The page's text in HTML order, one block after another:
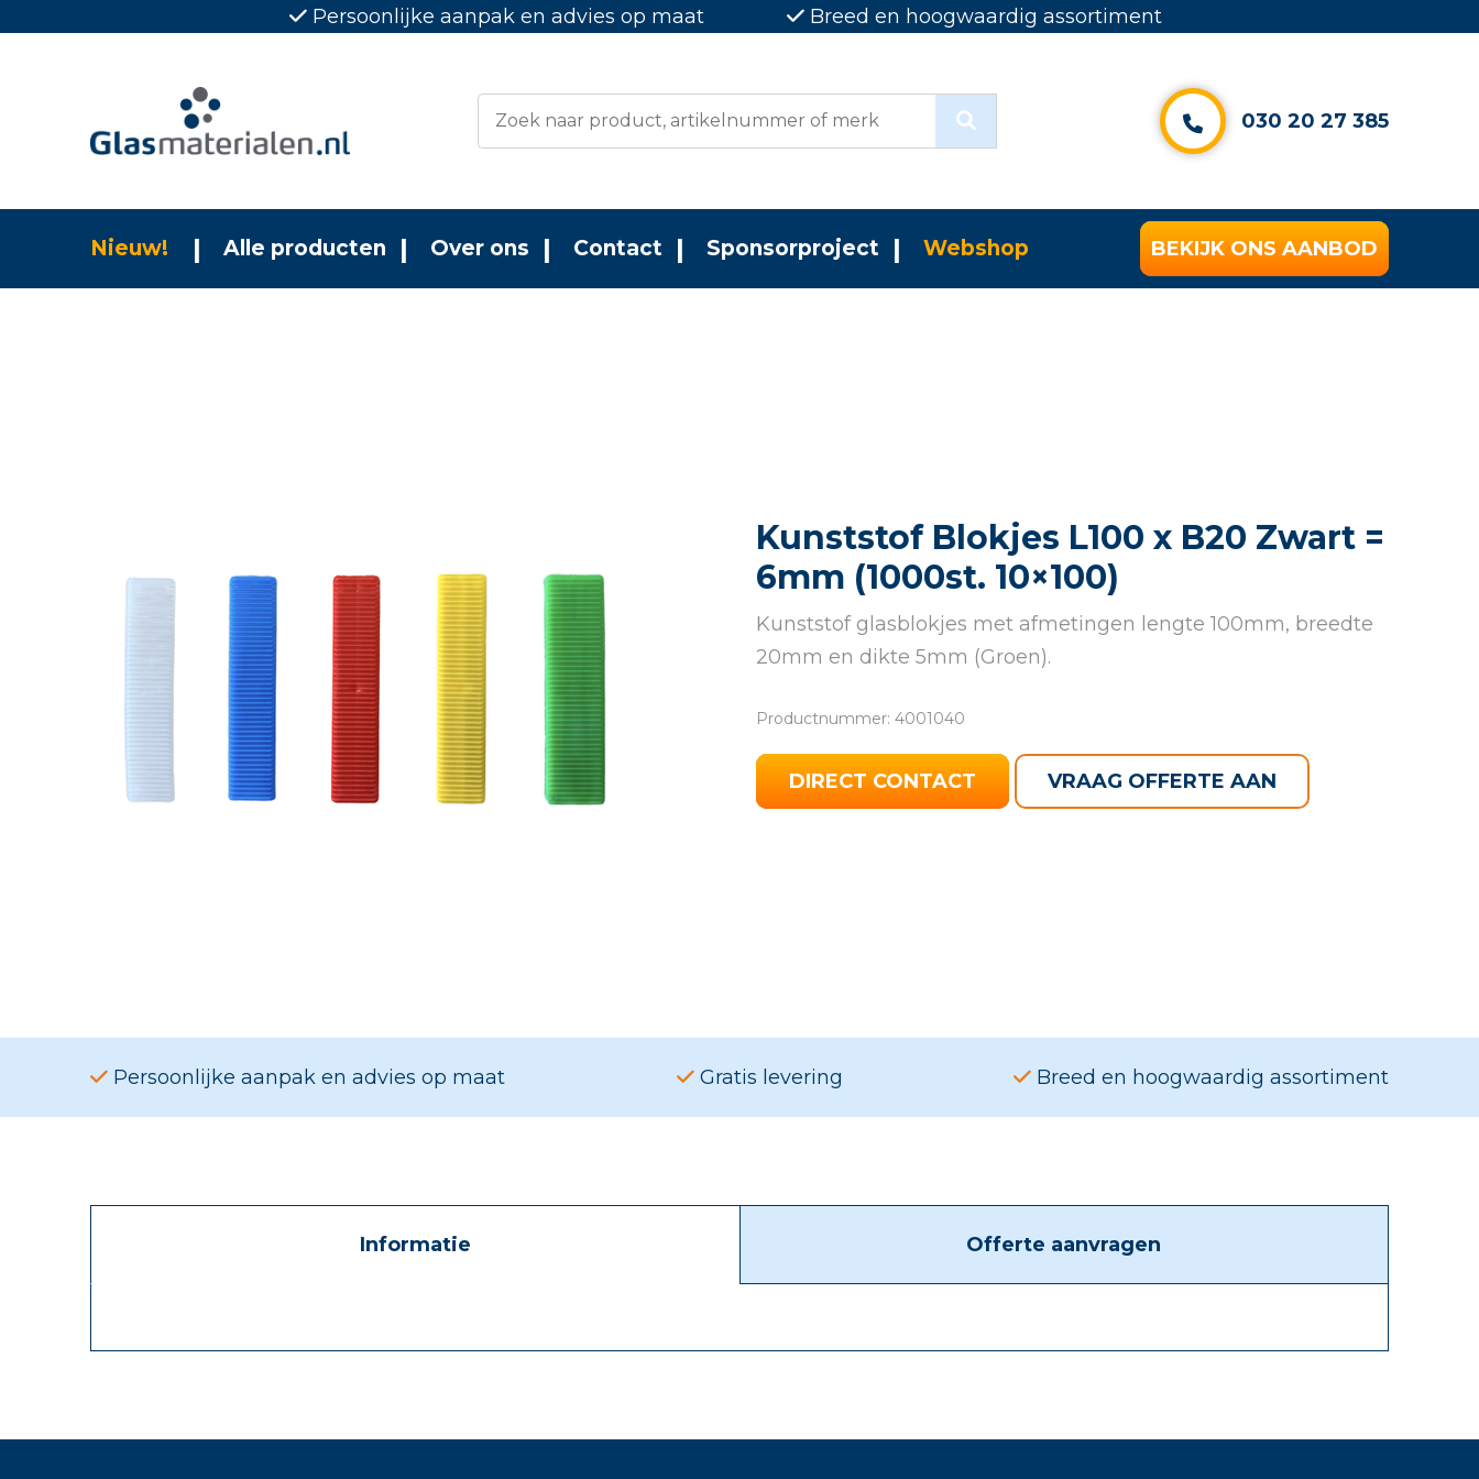
Persoonlijke aanpak en advies op maat Breed en hoogwaardig assortiment
030 20 27 385
Nieuw! Alle producten Over ons Contact Sponsorproject Webshop BEKIJK ONS AANBOD
Kunststof Blokjes L100 x B20 Zwart =
6mm (1000st. 10×100)
Kunststof glasblokjes met afmetingen lengte 100mm, breedte
20mm en dikte 5mm (Groen).
Productnummer: 4001040
DIRECT CONTACT VRAAG OFFERTE AAN
Persoonlijke aanpak en advies op maat Gratis levering Breed en hoogwaardig assortiment
Informatie Offerte aanvragen